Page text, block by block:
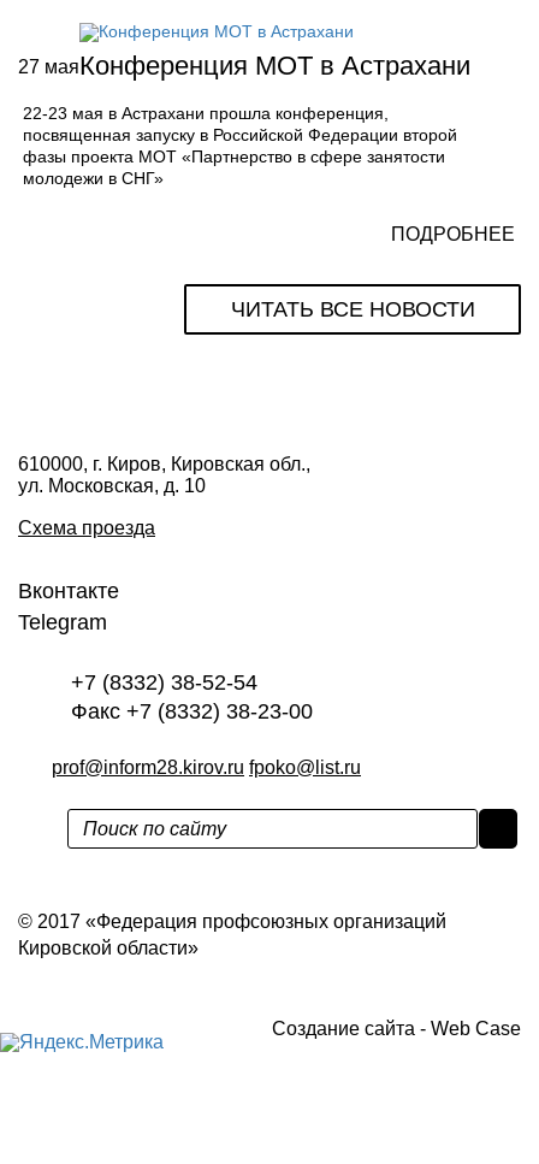
27 маяКонференция МОТ в Астрахани
22-23 мая в Астрахани прошла конференция,
посвященная запуску в Российской Федерации второй
фазы проекта МОТ «Партнерство в сфере занятости
молодежи в СНГ»
ПОДРОБНЕЕ
ЧИТАТЬ ВСЕ НОВОСТИ
610000, г. Киров, Кировская обл.,
ул. Московская, д. 10
Схема проезда
Вконтакте
Telegram
+7 (8332) 38-52-54
Факс +7 (8332) 38-23-00
prof@inform28.kirov.ru fpoko@list.ru
© 2017 «Федерация профсоюзных организаций
Кировской области»
Создание сайта - Web Case